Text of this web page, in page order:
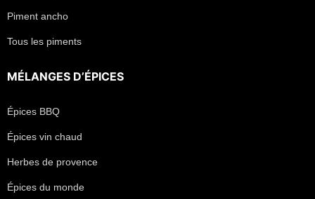
Piment ancho
Tous les piments
MÉLANGES D’ÉPICES
Épices BBQ
Épices vin chaud
Herbes de provence
Épices du monde